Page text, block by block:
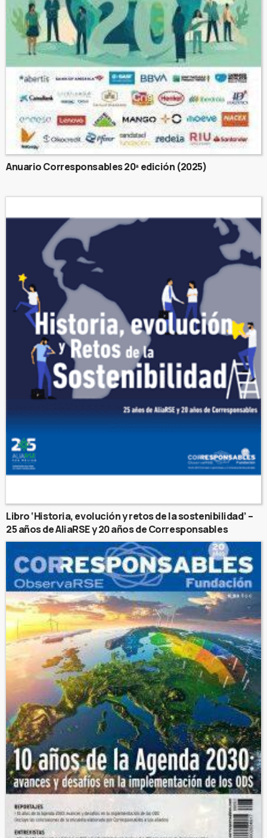
Anuario Corresponsables 20ª edición (2025)
Libro ‘Historia, evolución y retos de la sostenibilidad’ –
25 años de AliaRSE y 20 años de Corresponsables